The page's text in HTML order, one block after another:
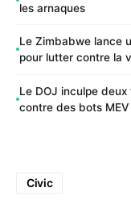
les arnaques
Le Zimbabwe lance
pour lutter contre la
Le DOJ inculpe
contre des bots
Civic